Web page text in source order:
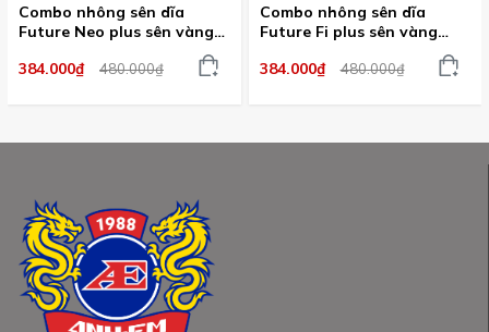
Combo nhông sên dĩa
Future Neo plus sên vàng
CRG dành cho nhiều dòng
xe
384.000₫ 480.000₫
Combo nhông sên dĩa
Future Fi plus sên vàng
CRG dành cho nhiều dòng
xe
384.000₫ 480.000₫